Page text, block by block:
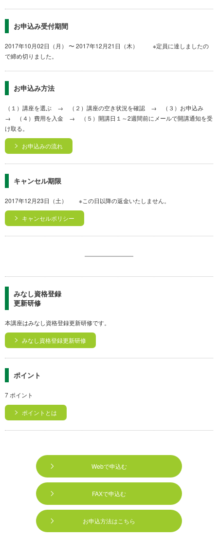
お申込み受付期間
2017年10月02日（月） 〜 2017年12月21日（木） ※定員に達しましたの
で締め切りました。
お申込み方法
（１）講座を選ぶ → （２）講座の空き状況を確認 → （３）お申込み
→ （４）費用を入金 → （５）開講日１～2週間前にメールで開講通知を受
け取る。
お申込みの流れ
キャンセル期限
2017年12月23日（土） ※この日以降の返金いたしません。
キャンセルポリシー
みなし資格登録
更新研修
本講座はみなし資格登録更新研修です。
みなし資格登録更新研修
ポイント
7 ポイント
ポイントとは
Webで申込む
FAXで申込む
お申込方法はこちら